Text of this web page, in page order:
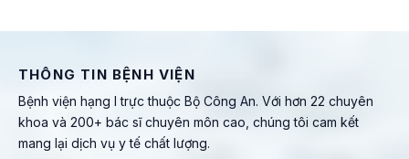
THÔNG TIN BỆNH VIỆN
Bệnh viện hạng I trực thuộc Bộ Công An. Với hơn 22 chuyên
khoa và 200+ bác sĩ chuyên môn cao, chúng tôi cam kết
mang lại dịch vụ y tế chất lượng.